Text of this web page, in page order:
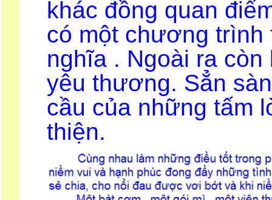
khác đồng quan
có một chương
nghĩa . Ngoài ra
yêu thương. Sẳn
cầu của những tấm
thiện.